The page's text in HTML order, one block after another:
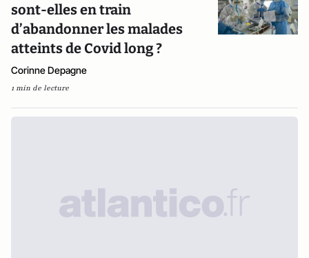
sont-elles en train
d’abandonner les malades
atteints de Covid long ?
Corinne Depagne
1 min de lecture